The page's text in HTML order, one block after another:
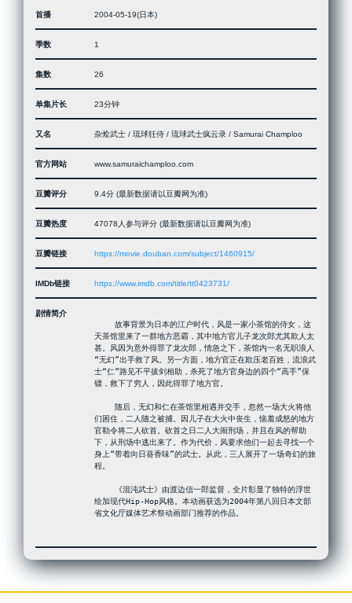
首播 2004-05-19(日本)
季数 1
集数 26
单集片长 23分钟
又名 杂烩武士 / 琉球狂侍 / 琉球武士疯云录 / Samurai Champloo
官方网站 www.samuraichamploo.com
豆瓣评分 9.4分 (最新数据请以豆瓣网为准)
豆瓣热度 47078人参与评分 (最新数据请以豆瓣网为准)
豆瓣链接 https://movie.douban.com/subject/1460915/
IMDb链接 https://www.imdb.com/title/tt0423731/
剧情简介
天茶馆里来了一群地方恶霸，其中地方官儿子龙次郎尤其欺人太
甚。风因为意外得罪了龙次郎，情急之下，茶馆内一名无职浪人
“无幻”出手救了风。另一方面，地方官正在欺压老百姓，流浪武
士“仁”路见不平拔剑相助，杀死了地方官身边的四个“高手”保
镖，救下了穷人，因此得罪了地方官。
们困住，二人随之被捕。因儿子在大火中丧生，恼羞成怒的地方
官勒令将二人砍首。砍首之日二人大闹刑场，并且在风的帮助
下，从刑场中逃出来了。作为代价，风要求他们一起去寻找一个
身上“带着向日葵香味”的武士。从此，三人展开了一场奇幻的旅
程。
绘加现代Hip-Hop风格。本动画获选为2004年第八回日本文部
省文化厅媒体艺术祭动画部门推荐的作品。